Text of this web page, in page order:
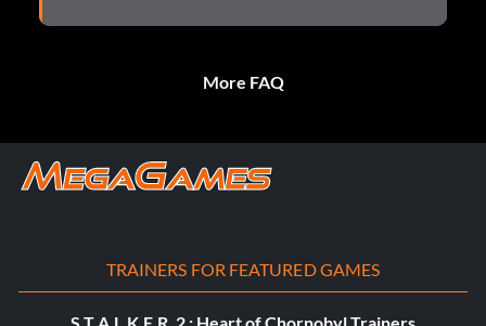
More FAQ
TRAINERS FOR FEATURED GAMES